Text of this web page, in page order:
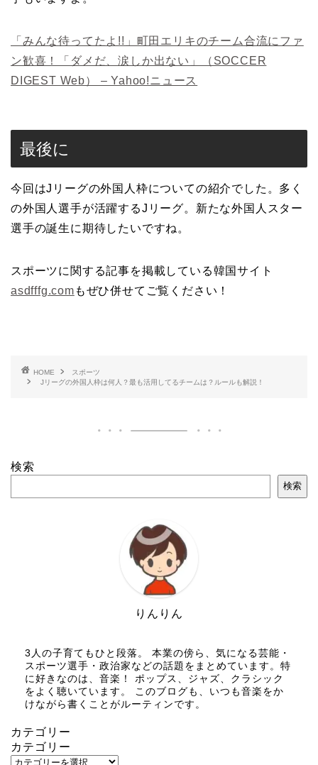
「みんな待ってたよ!!」町田エリキのチーム合流にファ
ン歓喜！「ダメだ、涙しか出ない」（SOCCER
DIGEST Web） – Yahoo!ニュース
最後に
今回はJリーグの外国人枠についての紹介でした。多く
の外国人選手が活躍するJリーグ。新たな外国人スター
選手の誕生に期待したいですね。
スポーツに関する記事を掲載している韓国サイト
asdfffg.com もぜひ併せてご覧ください！
HOME
スポーツ
Jリーグの外国人枠は何人？最も活用してるチームは？ルールも解説！
検索
検索
りんりん
3人の子育てもひと段落。 本業の傍ら、気になる芸能・
スポーツ選手・政治家などの話題をまとめています。特
に好きなのは、音楽！ ポップス、ジャズ、クラシック
をよく聴いています。 このブログも、いつも音楽をか
けながら書くことがルーティンです。
カテゴリー
カテゴリー